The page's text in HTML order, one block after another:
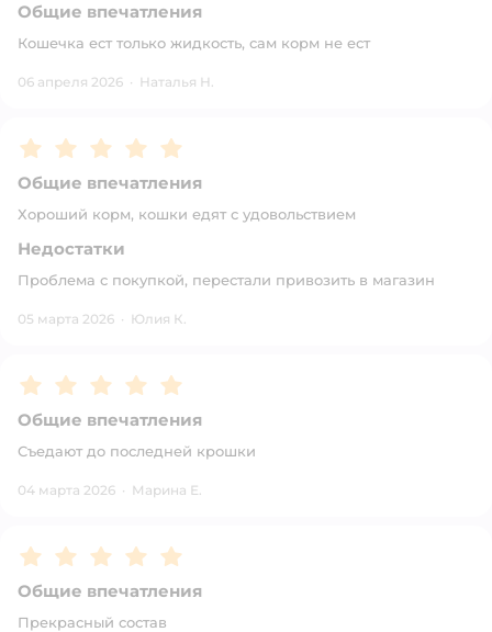
Общие впечатления
Кошечка ест только жидкость, сам корм не ест
06 апреля 2026 · Наталья Н.
Рейтинг:5
Общие впечатления
Хороший корм, кошки едят с удовольствием
Недостатки
Проблема с покупкой, перестали привозить в магазин
05 марта 2026 · Юлия К.
Рейтинг:5
Общие впечатления
Съедают до последней крошки
04 марта 2026 · Марина Е.
Рейтинг:5
Общие впечатления
Прекрасный состав